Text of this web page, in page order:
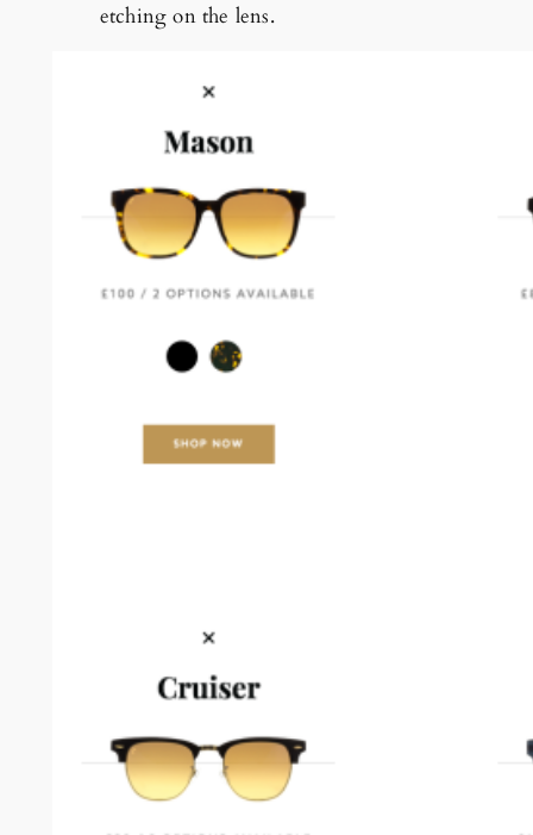
etching on the lens.